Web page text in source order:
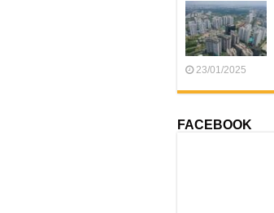
23/01/2025
FACEBOOK